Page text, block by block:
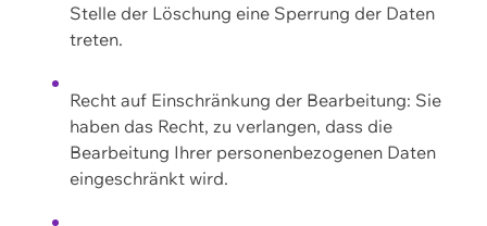
Stelle der Löschung eine Sperrung der Daten
treten.
Recht auf Einschränkung der Bearbeitung: Sie
haben das Recht, zu verlangen, dass die
Bearbeitung Ihrer personenbezogenen Daten
eingeschränkt wird.